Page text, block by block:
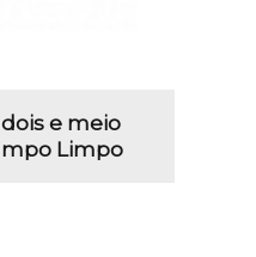
e meio
Limpo